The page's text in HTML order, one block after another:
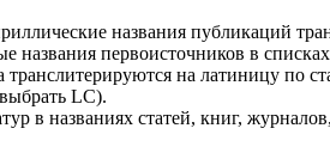
названия публикаций
первоисточников в
на латиницу по
LC).
в названиях статей, книг,